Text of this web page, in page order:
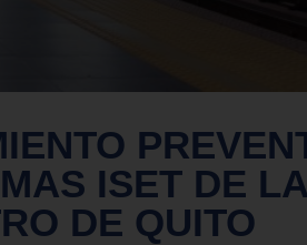
ISET DE
DE QUITO